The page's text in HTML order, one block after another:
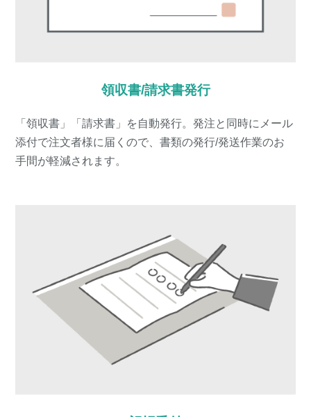
領収書/請求書発行
「領収書」「請求書」を自動発行。発注と同時にメール
添付で注文者様に届くので、書類の発行/発送作業のお
手間が軽減されます。